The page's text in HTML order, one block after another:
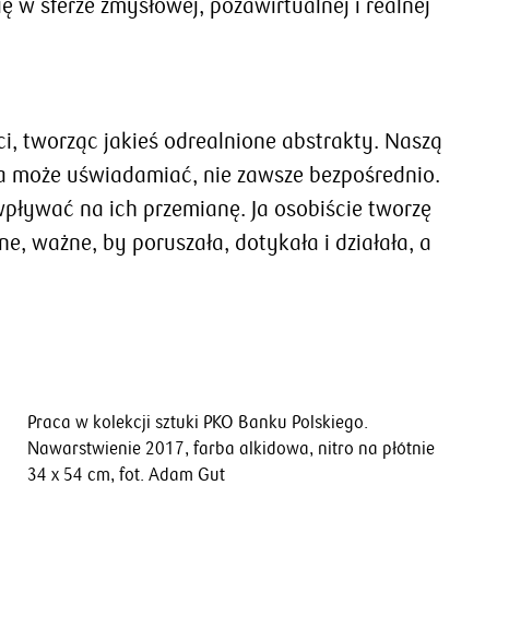
w sferze zmysłowej, pozawirtualnej i realnej
tworząc jakieś odrealnione abstrakty. Naszą
uświadamiać, nie zawsze bezpośrednio.
na ich przemianę. Ja osobiście tworzę
ważne, by poruszała, dotykała i działała, a
Praca w kolekcji sztuki PKO Banku Polskiego.
Nawarstwienie 2017, farba alkidowa, nitro na płótnie
34 x 54 cm, fot. Adam Gut